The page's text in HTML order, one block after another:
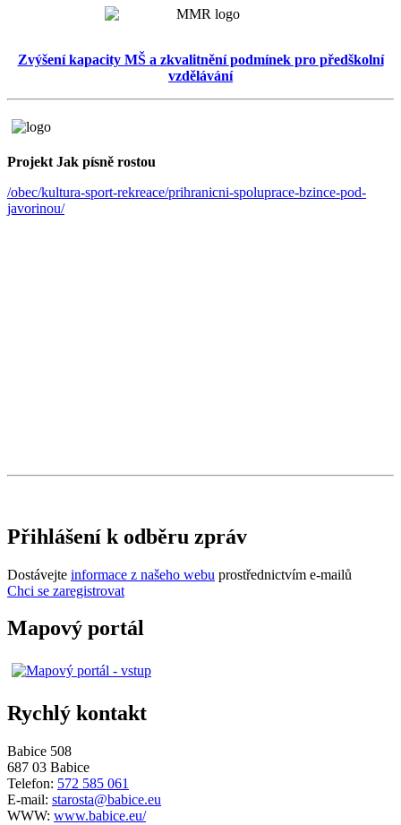
Zvýšení kapacity MŠ a zkvalitnění podmínek pro předškolní
vzdělávání
Projekt Jak písně rostou
/obec/kultura-sport-rekreace/prihranicni-spoluprace-bzince-pod-
javorinou/
Přihlášení k odběru zpráv
Dostávejte informace z našeho webu prostřednictvím e-mailů
Chci se zaregistrovat
Mapový portál
Rychlý kontakt
Babice 508
687 03 Babice
Telefon: 572 585 061
E-mail: starosta@babice.eu
WWW: www.babice.eu/